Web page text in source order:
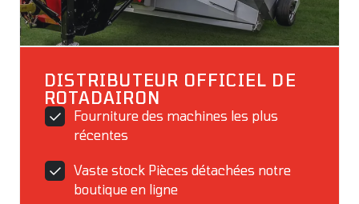
DISTRIBUTEUR OFFICIEL DE
ROTADAIRON
Fourniture des machines les plus
récentes
Vaste stock Pièces détachées notre
boutique en ligne